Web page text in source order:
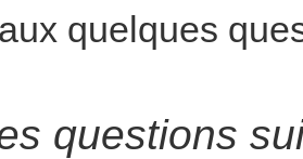
quelques
questions